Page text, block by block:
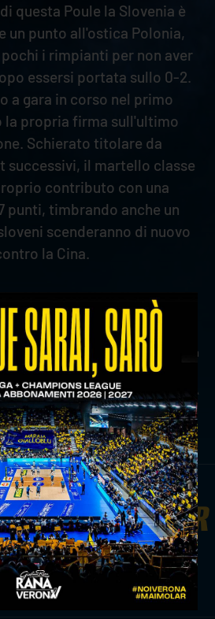
questa Poule la Slovenia è
un punto all'ostica Polonia,
i rimpianti per non aver
essersi portata sullo 0-2.
a gara in corso nel primo
la propria firma sull'ultimo
Schierato titolare da
successivi, il martello classe
contributo con una
punti, timbrando anche un
scenderanno di nuovo
la Cina.
argento per bonisoli al torneo
capito subito che sarebbe stata la
news prima squadra
NEWSLETTER
ISCRIVITI ORA